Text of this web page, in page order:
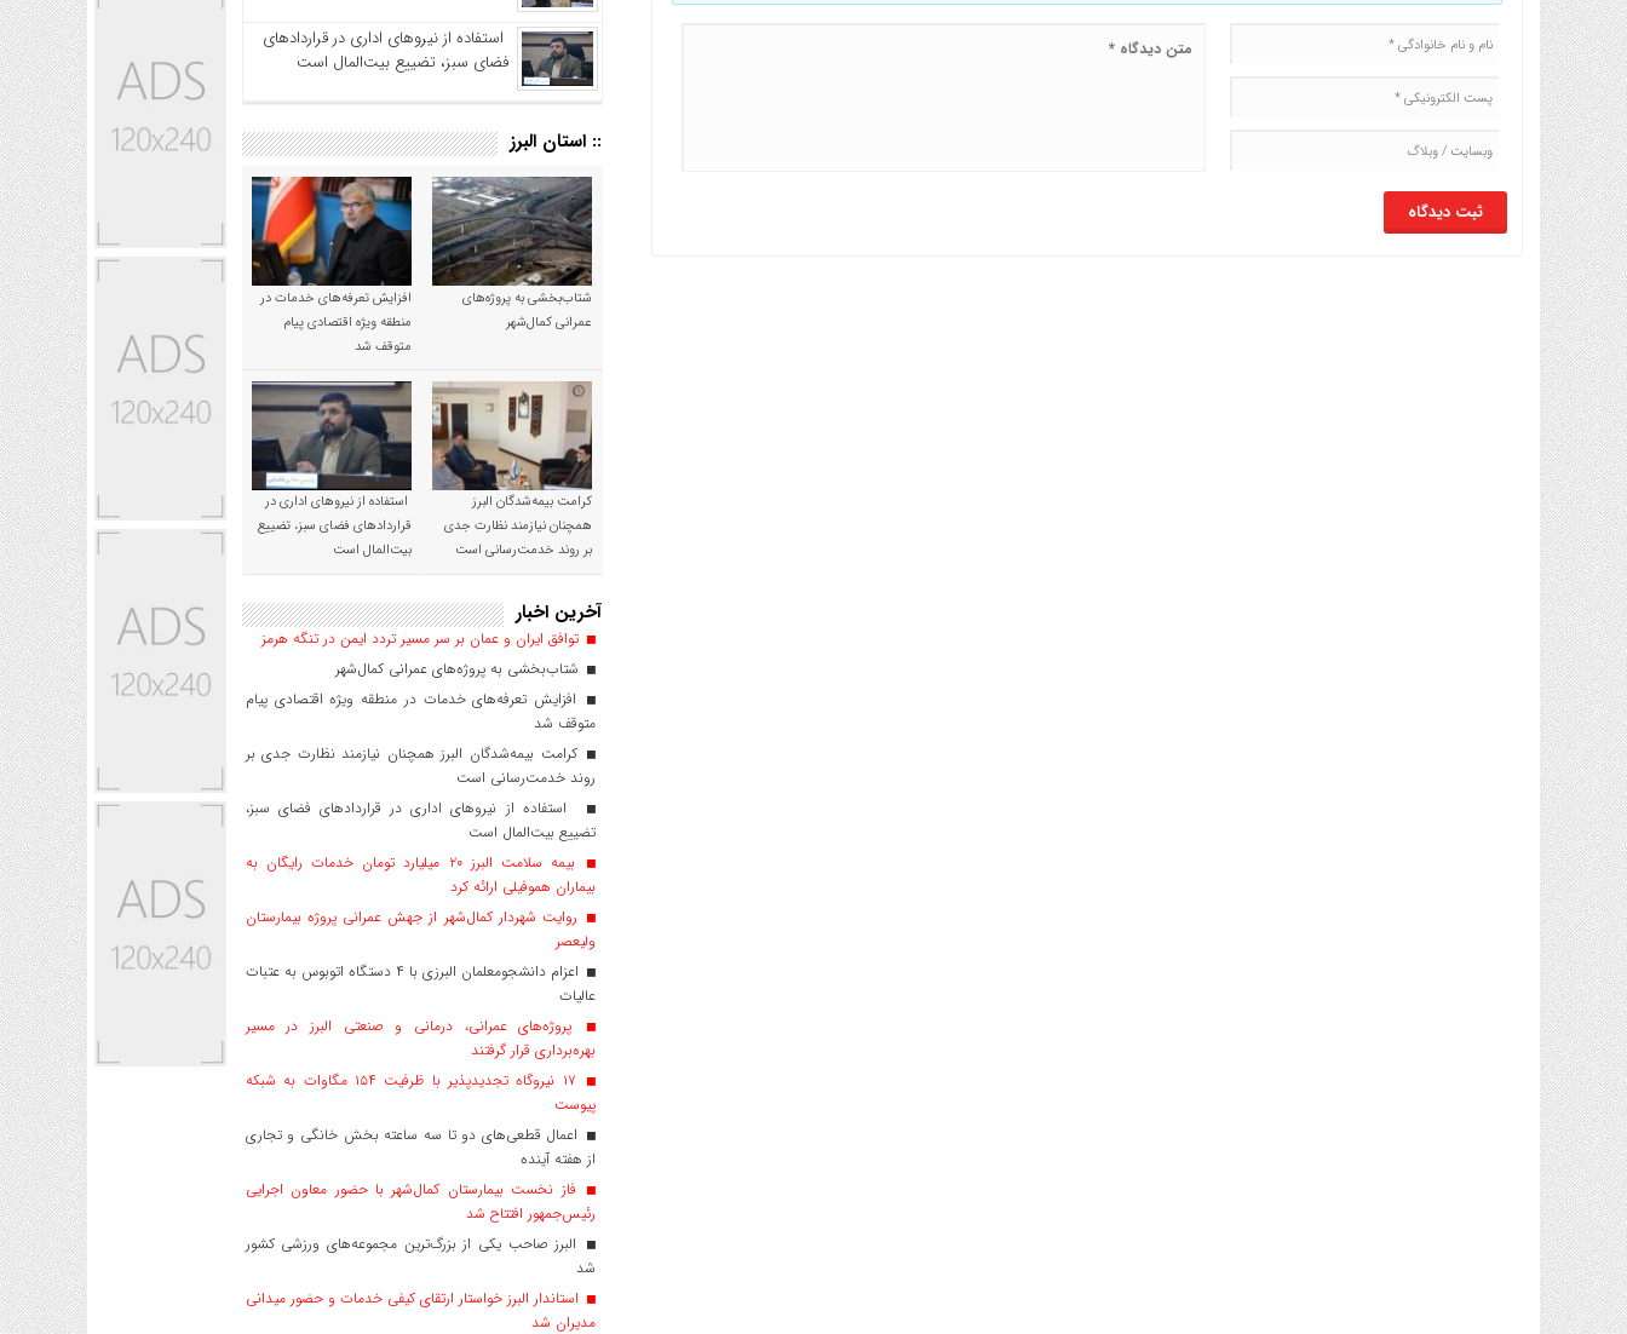
استفاده از نیروهای اداری در قراردادهای
فضای سبز، تضییع بیت‌المال است
:: استان البرز
شتاب‌بخشی به پروژه‌های
عمرانی کمال‌شهر
افزایش تعرفه‌های خدمات در
منطقه ویژه اقتصادی پیام
متوقف شد
کرامت بیمه‌شدگان البرز
همچنان نیازمند نظارت جدی
بر روند خدمت‌رسانی است
استفاده از نیروهای اداری در
قراردادهای فضای سبز، تضییع
بیت‌المال است
آخرین اخبار
توافق ایران و عمان بر سر مسیر تردد ایمن در تنگه هرمز
شتاب‌بخشی به پروژه‌های عمرانی کمال‌شهر
افزایش تعرفه‌های خدمات در منطقه ویژه اقتصادی پیام
متوقف شد
کرامت بیمه‌شدگان البرز همچنان نیازمند نظارت جدی بر
روند خدمت‌رسانی است
استفاده از نیروهای اداری در قراردادهای فضای سبز،
تضییع بیت‌المال است
بیمه سلامت البرز ۲۰ میلیارد تومان خدمات رایگان به
بیماران هموفیلی ارائه کرد
روایت شهردار کمال‌شهر از جهش عمرانی پروژه بیمارستان
ولیعصر
اعزام دانشجو‌معلمان البرزی با ۴ دستگاه اتوبوس به عتبات
عالیات
پروژه‌های عمرانی، درمانی و صنعتی البرز در مسیر
بهره‌برداری قرار گرفتند
۱۷ نیروگاه تجدیدپذیر با ظرفیت ۱۵۴ مگاوات به شبکه
پیوست
اعمال قطعی‌های دو تا سه ساعته بخش خانگی و تجاری
از هفته آینده
فاز نخست بیمارستان کمال‌شهر با حضور معاون اجرایی
رئیس‌جمهور افتتاح شد
البرز صاحب یکی از بزرگ‌ترین مجموعه‌های ورزشی کشور
شد
استاندار البرز خواستار ارتقای کیفی خدمات و حضور میدانی
مدیران شد